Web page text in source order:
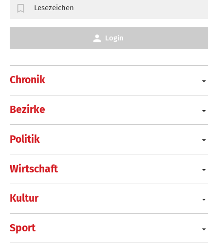
Chronik
Bezirke
Politik
Wirtschaft
Kultur
Sport
Lesezeichen
Login